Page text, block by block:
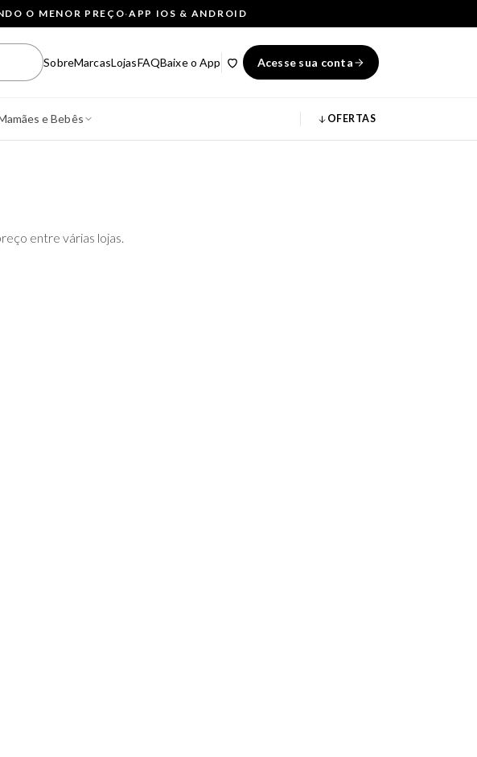
O MENOR PREÇO·APP IOS & ANDROID
SobreMarcasLojasFAQBaixe o App Acesse sua conta
e Bebês OFERTAS
entre várias lojas.